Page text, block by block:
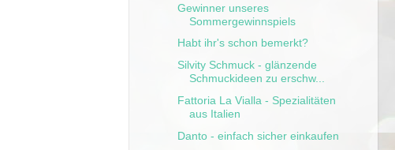
Gewinner unseres
Sommergewinnspiels
Habt ihr's schon bemerkt?
Silvity Schmuck - glänzende
Schmuckideen zu erschw...
Fattoria La Vialla - Spezialitäten
aus Italien
Danto - einfach sicher einkaufen